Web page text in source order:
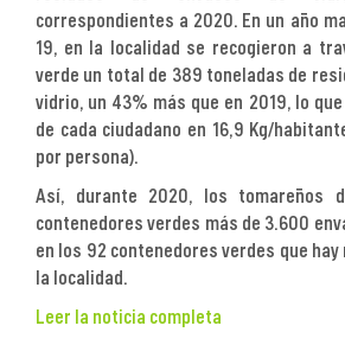
correspondientes a 2020. En un año
19, en la localidad se recogieron a
verde un total de 389 toneladas de
vidrio, un 43% más que en 2019, lo
de cada ciudadano en 16,9 Kg/
por persona).
Así, durante 2020, los tomareños
contenedores verdes más de 3.600
en los 92 contenedores verdes que
la localidad.
Leer la noticia completa